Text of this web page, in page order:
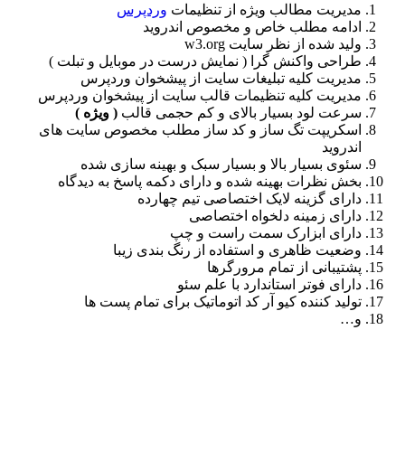
مدیریت مطالب ویژه از تنظیمات وردپرس
ادامه مطلب خاص و مخصوص اندروید
ولید شده از نظر سایت w3.org
طراحی واکنش گرا ( نمایش درست در موبایل و تبلت )
مدیریت کلیه تبلیغات سایت از پیشخوان وردپرس
مدیریت کلیه تنظیمات قالب سایت از پیشخوان وردپرس
سرعت لود بسیار بالای و کم حجمی قالب ( ویژه )
اسکریپت تگ ساز و کد ساز مطلب مخصوص سایت های
اندروید
سئوی بسیار بالا و بسیار سبک و بهینه سازی شده
بخش نظرات بهینه شده و دارای دکمه پاسخ به دیدگاه
دارای گزینه لایک اختصاصی تیم چهارده
دارای زمینه دلخواه اختصاصی
دارای ابزارک سمت راست و چپ
وضعیت ظاهری و استفاده از رنگ بندی زیبا
پشتیبانی از تمام مرورگرها
دارای فوتر استاندارد با علم سئو
تولید کننده کیو آر کد اتوماتیک برای تمام پست ها
و…